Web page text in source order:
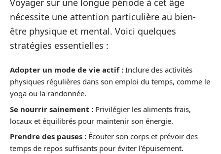
Voyager sur une longue période à cet âge
nécessite une attention particulière au bien-
être physique et mental. Voici quelques
stratégies essentielles :
Adopter un mode de vie actif : Inclure des activités
physiques régulières dans son emploi du temps, comme le
yoga ou la randonnée.
Se nourrir sainement : Privilégier les aliments frais,
locaux et équilibrés pour maintenir son énergie.
Prendre des pauses : Écouter son corps et prévoir des
temps de repos suffisants pour éviter l’épuisement.